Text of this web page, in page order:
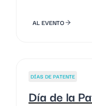
AL EVENTO
DÍAS DE PATENTE
Día de la